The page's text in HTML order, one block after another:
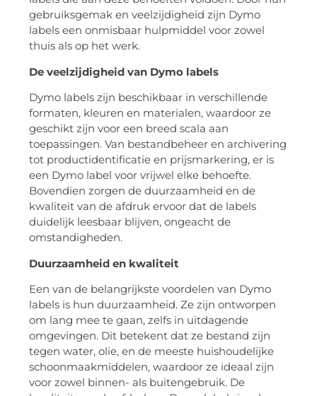
gebruiksgemak en veelzijdigheid zijn Dymo
labels een onmisbaar hulpmiddel voor zowel
thuis als op het werk.
De veelzijdigheid van Dymo labels
Dymo labels zijn beschikbaar in verschillende
formaten, kleuren en materialen, waardoor ze
geschikt zijn voor een breed scala aan
toepassingen. Van bestandbeheer en archivering
tot productidentificatie en prijsmarkering, er is
een Dymo label voor vrijwel elke behoefte.
Bovendien zorgen de duurzaamheid en de
kwaliteit van de afdruk ervoor dat de labels
duidelijk leesbaar blijven, ongeacht de
omstandigheden.
Duurzaamheid en kwaliteit
Een van de belangrijkste voordelen van Dymo
labels is hun duurzaamheid. Ze zijn ontworpen
om lang mee te gaan, zelfs in uitdagende
omgevingen. Dit betekent dat ze bestand zijn
tegen water, olie, en de meeste huishoudelijke
schoonmaakmiddelen, waardoor ze ideaal zijn
voor zowel binnen- als buitengebruik. De